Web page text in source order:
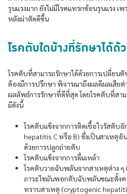
รุนแรงมาก ยังไม่มีโรคแทรกซ้อนรุนแรง เ
หลังผ่าตัดดีขึ้น
โรคตับใดบ้างที่รักษาได้ด้
โรคตับที่สามารถรักษาได้ด้วยการเปลี่ยน
ต้องมีการปรึกษา พิจารณาถึงผลดีผลเสียต่
ผลลัพธ์การรักษาที่ดีที่สุด โดยโรคตับที่สา
มีดังนี้
โรคตับแข็งจากการติดเชื้อไวรัสตับ
hepatitis C หรือ B) ซึ่งเป็นสาเหตุ
ด้วยการปลูกถ่ายตับ
โรคตับแข็งจากการดื่มเหล้า
โรคตับวายฉับพลันจากสาเหตุต่าง ๆ
ภาวะไขมันพอกตับฉับพลันขณะตั้งค
ทราบสาเหตุ (cryptogenic